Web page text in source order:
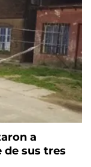
a
de sus tres